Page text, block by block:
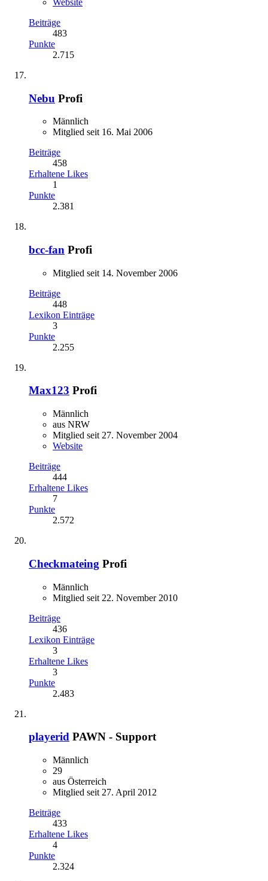
Beiträge
483
Punkte
2.715
Nebu Profi
Männlich
Mitglied seit 16. Mai 2006
Beiträge
458
Erhaltene Likes
1
Punkte
2.381
bcc-fan Profi
Mitglied seit 14. November 2006
Beiträge
448
Lexikon Einträge
3
Punkte
2.255
Max123 Profi
Männlich
aus NRW
Mitglied seit 27. November 2004
Website
Beiträge
444
Erhaltene Likes
7
Punkte
2.572
Checkmateing Profi
Männlich
Mitglied seit 22. November 2010
Beiträge
436
Lexikon Einträge
3
Erhaltene Likes
3
Punkte
2.483
playerid PAWN - Support
Männlich
29
aus Österreich
Mitglied seit 27. April 2012
Beiträge
433
Erhaltene Likes
4
Punkte
2.324